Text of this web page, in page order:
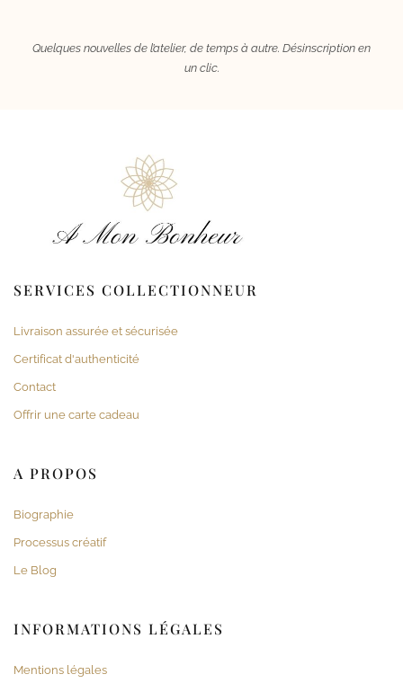
Quelques nouvelles de l’atelier, de temps à autre. Désinscription en
un clic.
SERVICES COLLECTIONNEUR
Livraison assurée et sécurisée
Certificat d'authenticité
Contact
Offrir une carte cadeau
A PROPOS
Biographie
Processus créatif
Le Blog
INFORMATIONS LÉGALES
Mentions légales